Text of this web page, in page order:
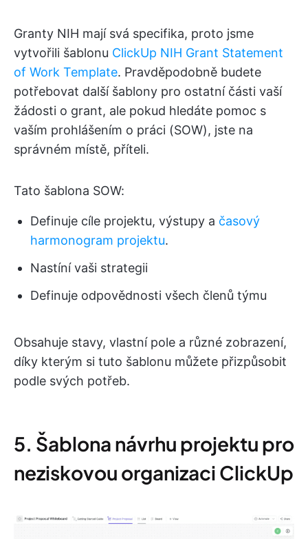
Granty NIH mají svá specifika, proto jsme
vytvořili šablonu ClickUp NIH Grant Statement
of Work Template. Pravděpodobně budete
potřebovat další šablony pro ostatní části vaší
žádosti o grant, ale pokud hledáte pomoc s
vaším prohlášením o práci (SOW), jste na
správném místě, příteli.
Tato šablona SOW:
Definuje cíle projektu, výstupy a časový
harmonogram projektu.
Nastíní vaši strategii
Definuje odpovědnosti všech členů týmu
Obsahuje stavy, vlastní pole a různé zobrazení,
díky kterým si tuto šablonu můžete přizpůsobit
podle svých potřeb.
5. Šablona návrhu projektu pro
neziskovou organizaci ClickUp